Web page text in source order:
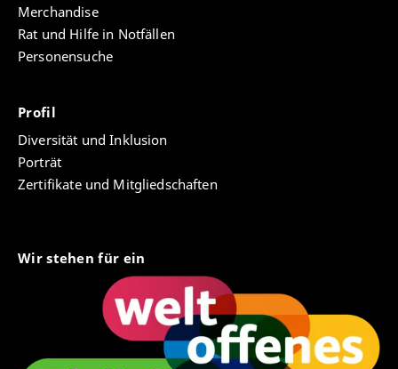
Merchandise
Rat und Hilfe in Notfällen
Personensuche
Profil
Diversität und Inklusion
Porträt
Zertifikate und Mitgliedschaften
Wir stehen für ein